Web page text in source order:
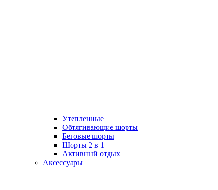
Утепленные
Обтягивающие шорты
Беговые шорты
Шорты 2 в 1
Активный отдых
Аксессуары